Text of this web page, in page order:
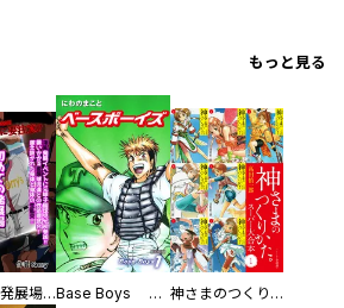
もっと見る
初めての発展場 【白抜き修正版】 Base Boys 新装版 神さまのつくりかた。スーパー大合本